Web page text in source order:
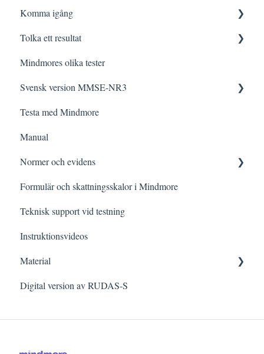
Komma igång
Innan testning
Testa med Mindmore
Tolka ett resultat
Frågor och svar
Den kognitiva profilen
Tips och strategier
Kognitiva funktioner i vardagen
Testning vid specifik frågeställning
Meddelanden i detaljerade resultatvyn
Mindmores olika tester
Svensk version MMSE-NR3
Frågor och svar
Administrering
Rättning och Tolkning för specifik kategori
Testa med Mindmore
Manual
Normer och evidens
Forskningsartiklar och sammanfattningar
Evidens per domän
Formulär och skattningsskalor i Mindmore
Teknisk support vid testning
Instruktionsvideos
Material
Nedladdningsbart material
Digital version av RUDAS-S